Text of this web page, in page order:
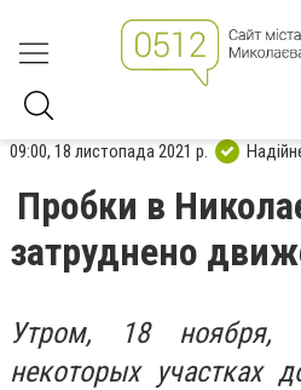
09:00, 18 листопада 2021 р.
Пробки в
затруднено
Утром, 18 ноября,
некоторых участках